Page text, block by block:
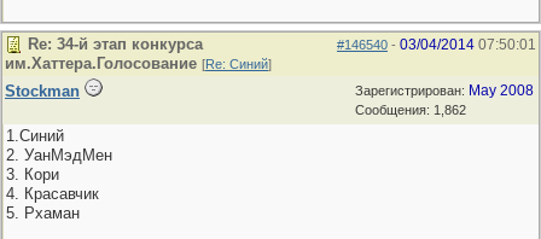
#146540 - 03/04/2014 07:50:01
Re: 34-й этап конкурса
им.Хаттера.Голосование [Re: Синий]
Зарегистрирован: May 2008
Сообщения: 1,862
Stockman
1.Синий
2. УанМэдМен
3. Кори
4. Красавчик
5. Рхаман